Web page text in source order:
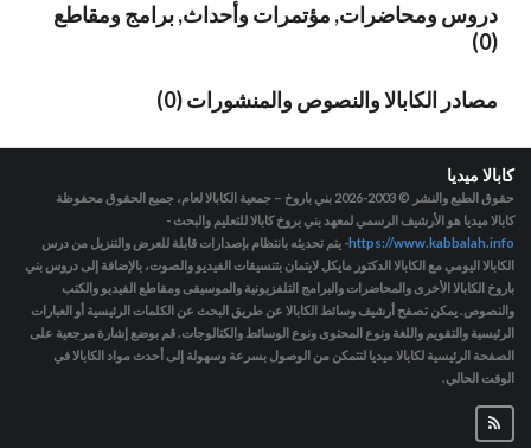
دروس ومحاضرات, مؤتمرات وأحداث, برامج ومقاطع
(0)
مصادر الكابالا والنصوص والمنشورات (0)
كابالا ميديا
حقوق الطبع والنشر © 2003-2026
بني باروخ – جمعية الكابالا لعام، جميع الحقوق محفوظة
كابالا ميديا هو الأرشيف الرسمي لمعهد بني بروخ كابالا للتعليم والبحث -
https://www.kabbalah.info- يتم تحديثه بانتظام بإصدارات قابلة للعرض والتنزيل من درس
الكابالا اليومي مع الكابالا الدكتور مايكل لايتمان بتنسيقات الفيديو والصوت، بالإضافة إلى دروس بني
باروخ الكابالا الأخرى والمحاضرات والبرامج التلفزيونية والموسيقى ومقاطع الفيديو والكتب
والنصوص. يمكن تصفح أرشيف وسائط الكابالا عن طريق البحث عن الكلمات الرئيسية أو العبارات
الرئيسية والتقويم واللغة ونوع المحتوى ونوع الوسائط والكتالوجات. قم بوضع إشارة مرجعية على
الصفحة الرئيسية لكابالا ميديا لتتمكن من الوصول بسرعة وسهولة إلى أحدث مواد الكابالا في
الوقت الحالي.